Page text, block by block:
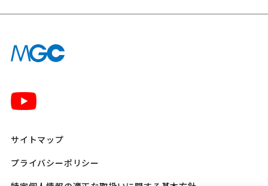
サイトマップ
プライバシーポリシー